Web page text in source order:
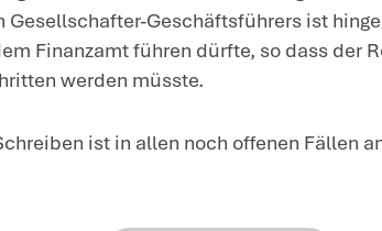
zum Erreichen der
die Pensionszahlungen zu
Geschäftsführergehalt nach
Diese Grundsätze gelten auch